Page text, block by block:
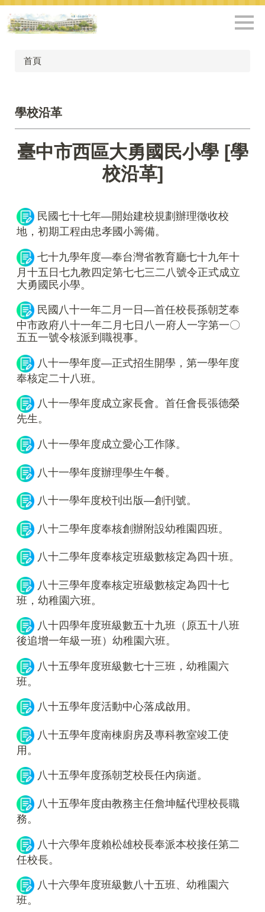
跳
到
主
首頁
學校沿革
臺中市西區大勇國民小學 [學
校沿革]
民國七十七年—開始建校規劃辦理徵收校
地，初期工程由忠孝國小籌備。
七十九學年度—奉台灣省教育廳七十九年十
月十五日七九教四定第七七三二八號令正式成立
大勇國民小學。
民國八十一年二月一日—首任校長孫朝芝奉
中市政府八十一年二月七日八一府人一字第一〇
五五一號令核派到職視事。
八十一學年度—正式招生開學，第一學年度
奉核定二十八班。
八十一學年度成立家長會。首任會長張德榮
先生。
八十一學年度成立愛心工作隊。
八十一學年度辦理學生午餐。
八十一學年度校刊出版—創刊號。
八十二學年度奉核創辦附設幼稚園四班。
八十二學年度奉核定班級數核定為四十班。
八十三學年度奉核定班級數核定為四十七
班，幼稚園六班。
八十四學年度班級數五十九班（原五十八班
後追增一年級一班）幼稚園六班。
八十五學年度班級數七十三班，幼稚園六
班。
八十五學年度活動中心落成啟用。
八十五學年度南棟廚房及專科教室竣工使
用。
八十五學年度孫朝芝校長任內病逝。
八十五學年度由教務主任詹坤艋代理校長職
務。
八十六學年度賴松雄校長奉派本校接任第二
任校長。
八十六學年度班級數八十五班、幼稚園六
班。